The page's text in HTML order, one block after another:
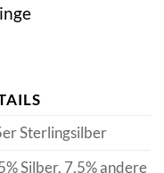
Sterlingsilber
Silber, 7,5% andere